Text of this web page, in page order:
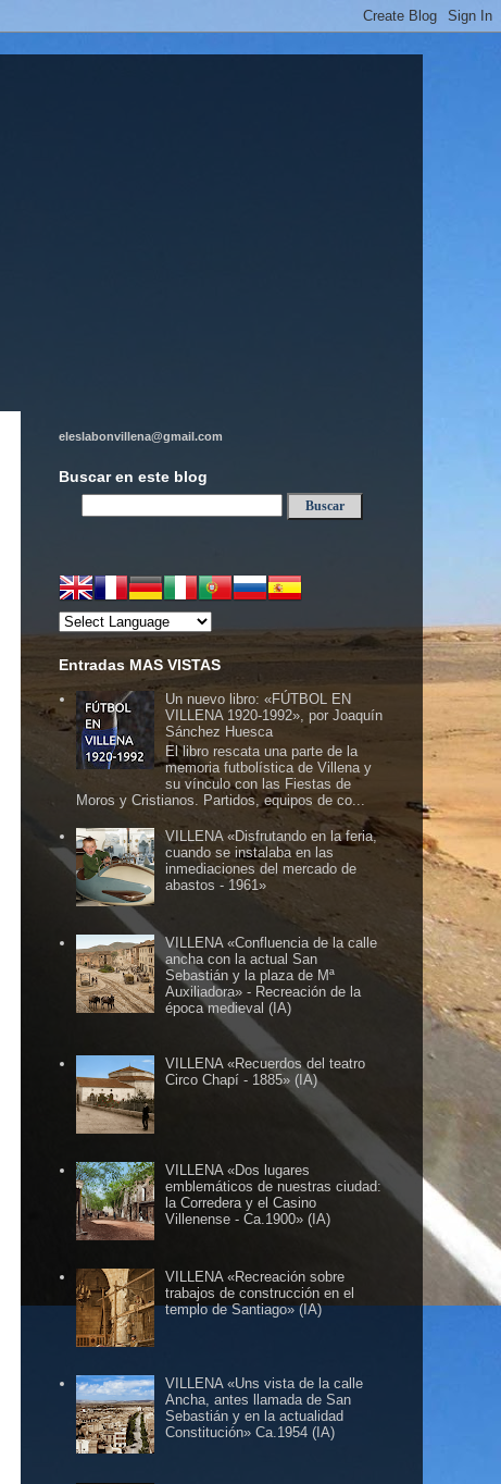
eleslabonvillena@gmail.com
Buscar en este blog
Entradas MAS VISTAS
Un nuevo libro: «FÚTBOL EN
VILLENA 1920-1992», por Joaquín
Sánchez Huesca
El libro rescata una parte de la
memoria futbolística de Villena y
su vínculo con las Fiestas de
Moros y Cristianos. Partidos, equipos de co...
VILLENA «Disfrutando en la feria,
cuando se instalaba en las
inmediaciones del mercado de
abastos - 1961»
VILLENA «Confluencia de la calle
ancha con la actual San
Sebastián y la plaza de Mª
Auxiliadora» - Recreación de la
época medieval (IA)
VILLENA «Recuerdos del teatro
Circo Chapí - 1885» (IA)
VILLENA «Dos lugares
emblemáticos de nuestras ciudad:
la Corredera y el Casino
Villenense - Ca.1900» (IA)
VILLENA «Recreación sobre
trabajos de construcción en el
templo de Santiago» (IA)
VILLENA «Uns vista de la calle
Ancha, antes llamada de San
Sebastián y en la actualidad
Constitución» Ca.1954 (IA)